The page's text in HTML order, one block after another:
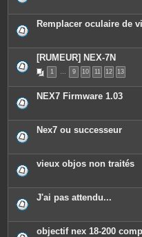
Remplacer oculaire de
[RUMEUR] NEX-7N
1 … 9 10 11 12 13
NEX7 Firmware 1.03
Nex7 ou successeur
vieux objos non traités
J'ai pas attendu...
objectif nex 18-200